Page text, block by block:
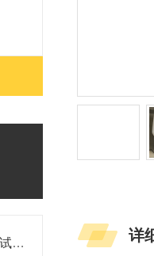
绝缘油介电强度测试仪的测试结果不准确可能是什么原因导致的
详